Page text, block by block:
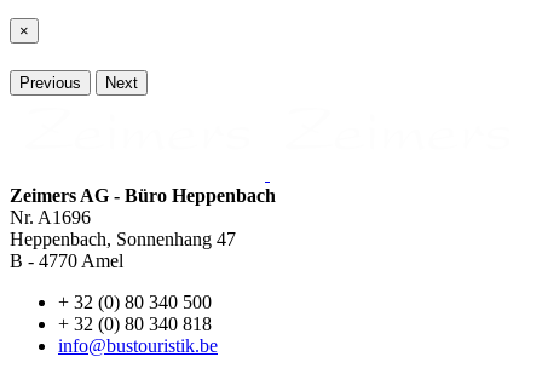
×
Previous Next
Zeimers AG - Büro Heppenbach
Nr. A1696
Heppenbach, Sonnenhang 47
B - 4770 Amel
+ 32 (0) 80 340 500
+ 32 (0) 80 340 818
info@bustouristik.be